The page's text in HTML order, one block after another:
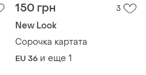
150 грн 3
New Look
Сорочка картата
EU 36 и еще 1